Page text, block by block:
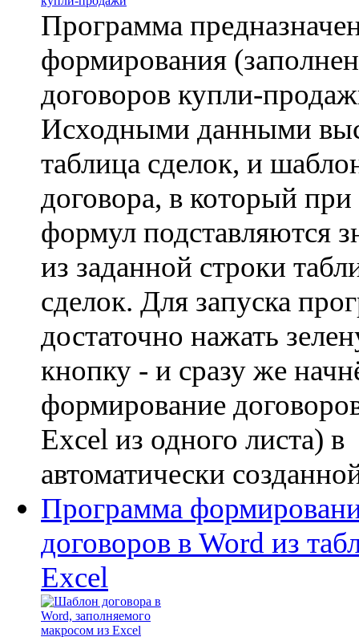
Программа
формирования
договоров купли-
Исходными данными
таблица сделок, и
договора, в который
формул подставляются
из заданной строки
сделок. Для запуска
достаточно нажать
кнопку - и сразу же
формирование
Excel из одного листа) в
автоматически
Программа
договоров в Word из
Excel